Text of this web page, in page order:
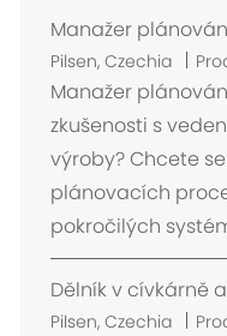
Manažer
U
b
i
z
i
o
n
e
Pilsen, Czechia
Manažer
zkušenosti s
výroby? Chcete
plánovacích
pokročilých
Dělník v cívkárně
U
Pilsen, Czechia